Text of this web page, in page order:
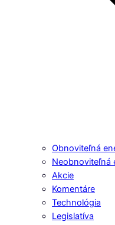
Obnoviteľná
Neobnoviteľná
Akcie
Komentáre
Technológia
Legislatíva